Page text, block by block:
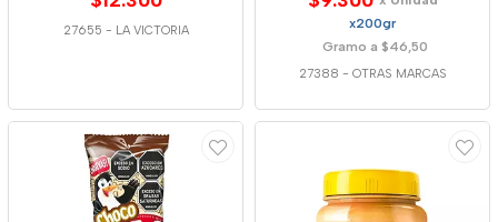
27655 - LA VICTORIA
x200gr
Gramo a $46,50
27388 - OTRAS MARCAS